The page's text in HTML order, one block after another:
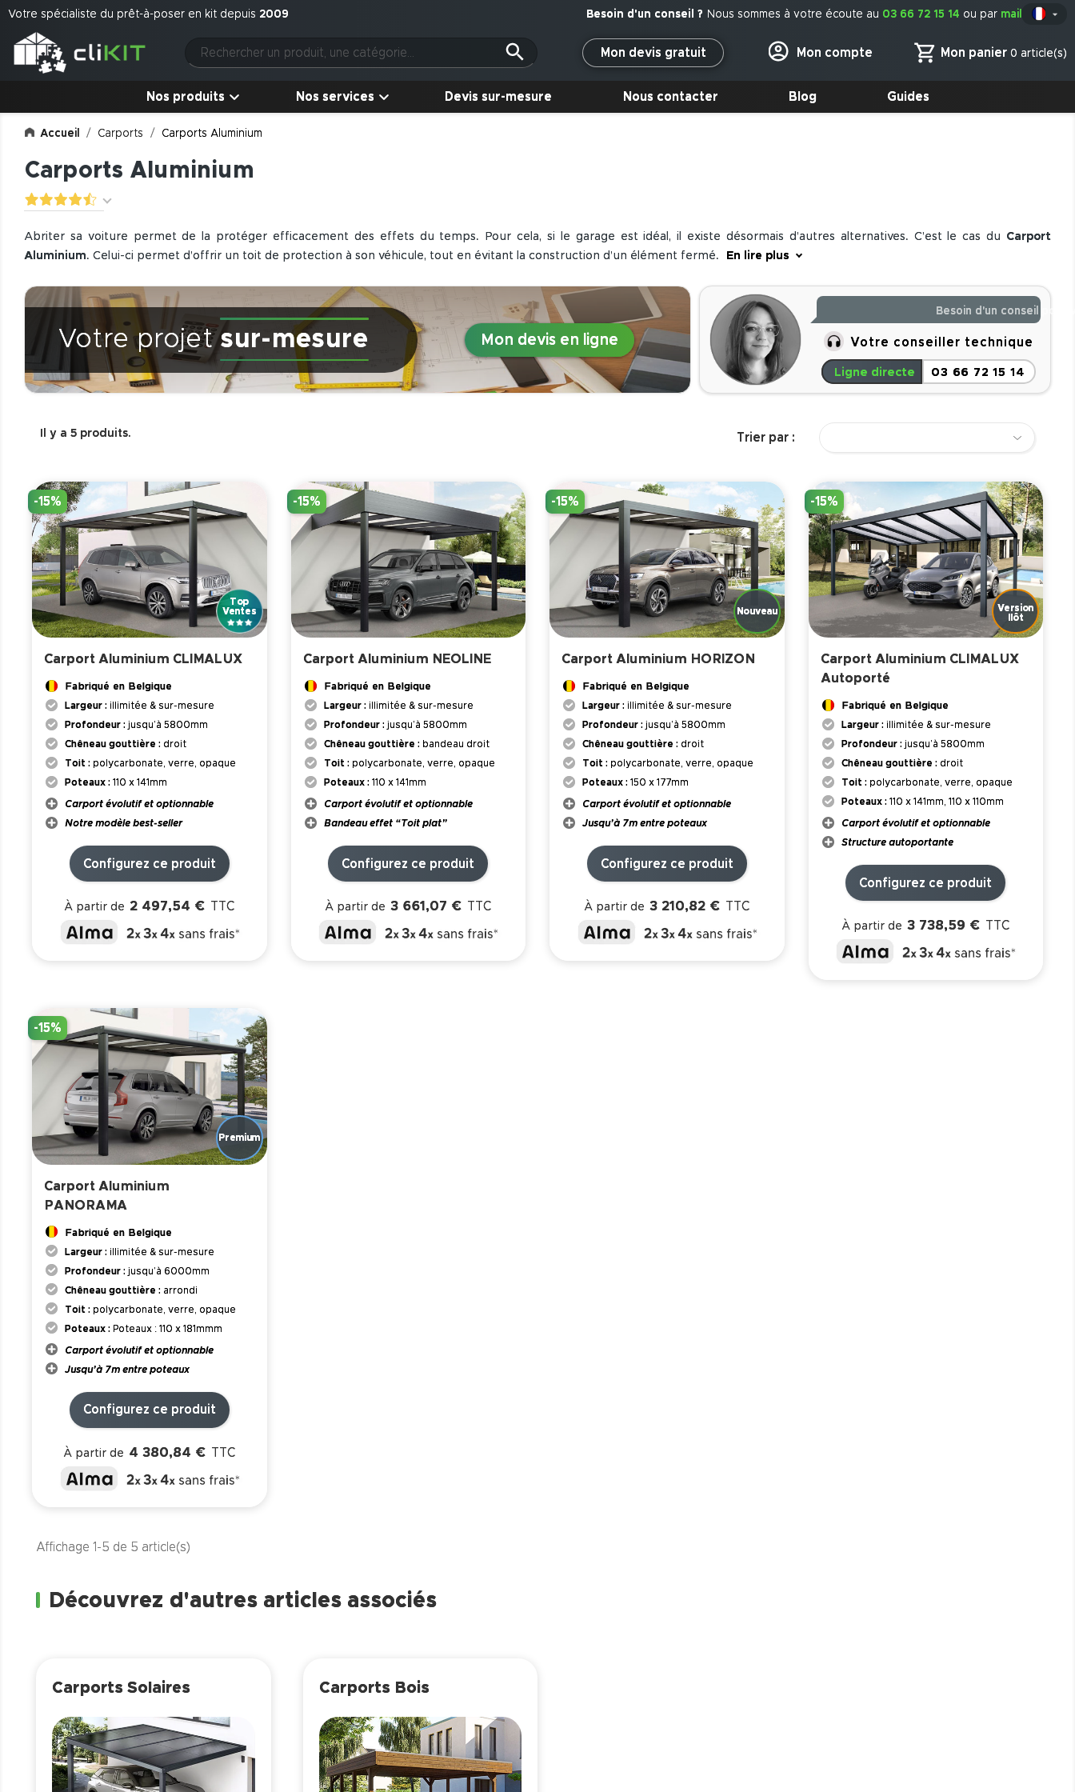
Votre spécialiste du prêt-à-poser en kit depuis 2009 
Nous sommes à votre écoute au 03 66 72 15 14 ou par mail
Mon panier 0 article(s)
Mon compte
Mon devis gratuit
Nos produits Nos services Devis sur-mesure Nous contacter Blog Guides
Accueil Carports Carports Aluminium
Carports Aluminium
Abriter sa voiture permet de la protéger efficacement des effets du temps. Pour cela, si le garage est idéal, il existe désormais d’autres alternatives. C’est le cas du Carport
Aluminium. Celui-ci permet d’offrir un toit de protection à son véhicule, tout en évitant la construction d’un élément fermé. En lire plus
CliKIT vous propose différents modèles decarportaluminium ensur-mesure. Présentant un toit plat en légère pente, il est disponible dans plusieurs dimensions afin de permettre
tous les usages. Ainsi, vous pourrez prévoir d’yabriter plusieurs types de véhicule . Il est également prévu, dans une hauteur revue, pour protéger un camping-car, par exemple.
En option, vous pourrez aussi envisager la mise en place deparois latérales
afin d’abriter la structure du vent ou encore des intempéries. Ces surfaces sont disponibles pour chaque
dimension de carport. Pour en accroître le confort, il est également possible de procéder à la pose d’une gouttière adaptée. Ainsi, toutes les eaux de pluie seront récupérées en un lieu
unique, facilitant leur évacuation ou permettant leur stockage pour un usage dédié au jardin.
Votre projetsur-mesure Mon devis en ligne
Besoin d'un conseil pour
Votre conseiller technique
Ligne directe 03 66 72 15 14
Il y a 5 produits. Trier par :
-15%
Carport Aluminium CLIMALUX
Fabriqué en Belgique
Largeur : illimitée & sur-mesure
Profondeur : jusqu’à 5800mm
Chêneau gouttière : droit
Toit : polycarbonate, verre, opaque
Poteaux : 110 x 141mm
Carport évolutif et optionnable
Notre modèle best-seller
Configurez ce produit
À partir de 2 497,54 € TTC
-15%
Carport Aluminium NEOLINE
Fabriqué en Belgique
Largeur : illimitée & sur-mesure
Profondeur : jusqu’à 5800mm
Chêneau gouttière : bandeau droit
Toit : polycarbonate, verre, opaque
Poteaux : 110 x 141mm
Carport évolutif et optionnable
Bandeau effet “Toit plat”
Configurez ce produit
À partir de 3 661,07 € TTC
-15%
Carport Aluminium HORIZON
Fabriqué en Belgique
Largeur : illimitée & sur-mesure
Profondeur : jusqu’à 5800mm
Chêneau gouttière : droit
Toit : polycarbonate, verre, opaque
Poteaux : 150 x 177mm
Carport évolutif et optionnable
Jusqu’à 7m entre poteaux
Configurez ce produit
À partir de 3 210,82 € TTC
-15%
Carport Aluminium CLIMALUX
Autoporté
Fabriqué en Belgique
Largeur : illimitée & sur-mesure
Profondeur : jusqu’à 5800mm
Chêneau gouttière : droit
Toit : polycarbonate, verre, opaque
Poteaux : 110 x 141mm, 110 x 110mm
Carport évolutif et optionnable
Structure autoportante
Configurez ce produit
À partir de 3 738,59 € TTC
-15%
Carport Aluminium
PANORAMA
Fabriqué en Belgique
Largeur : illimitée & sur-mesure
Profondeur : jusqu’à 6000mm
Chêneau gouttière : arrondi
Toit : polycarbonate, verre, opaque
Poteaux : Poteaux : 110 x 181mmm
Carport évolutif et optionnable
Jusqu’à 7m entre poteaux
Configurez ce produit
À partir de 4 380,84 € TTC
Affichage 1-5 de 5 article(s)
Découvrez d'autres articles associés
Carports Solaires Carports Bois